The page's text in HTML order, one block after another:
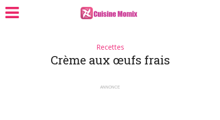
Recettes
Crème aux œufs frais
ANNONCE